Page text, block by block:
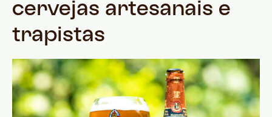
cervejas artesanais e
trapistas